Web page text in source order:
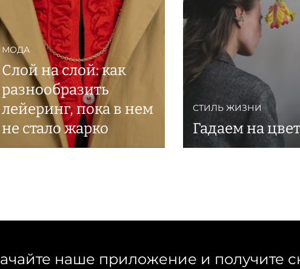
МОДА
Слой на слой: как
разнообразить
лейеринг, пока в нем
не стало жарко
СТИЛЬ ЖИЗНИ
Гадаем на
наше приложение и получите